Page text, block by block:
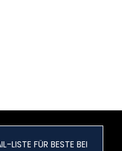
LISTE FÜR BESTE BEI